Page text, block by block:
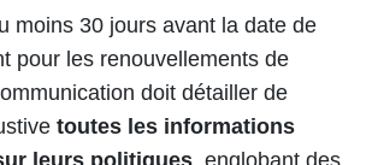
moins 30 jours avant la date de
pour les renouvellements de
doit détailler de
toutes les informations
leurs politiques, englobant des